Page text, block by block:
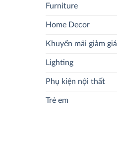
Furniture
Home Decor
Khuyến mãi giảm giá
Lighting
Phụ kiện nội thất
Trẻ em